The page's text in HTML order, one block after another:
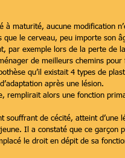
à maturité, aucune modification
que le cerveau, peu importe son
par exemple lors de la perte de
de meilleurs chemins
qu’il existait 4 types de
après une lésion.
remplirait alors une fonction
souffrant de cécité, atteint d’une
Il a constaté que ce garçon
le droit en dépit de sa